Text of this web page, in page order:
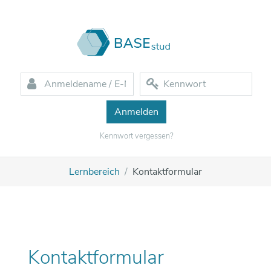
Anmeldename / E-Mail Kennwort
Kennwort vergessen?
Lernbereich Kontaktformular
Kontaktformular